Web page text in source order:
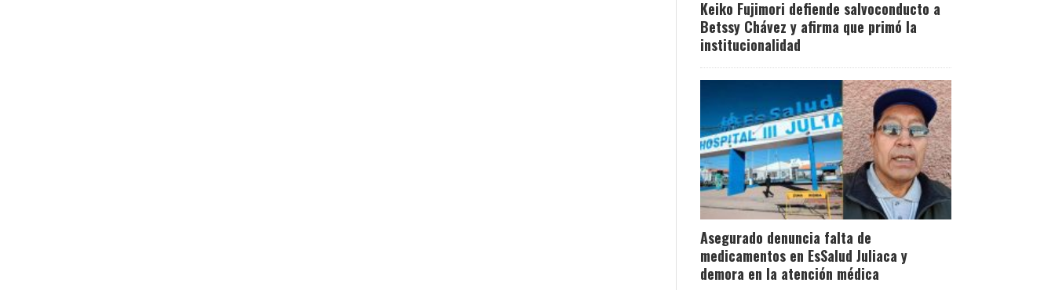
Keiko Fujimori defiende salvoconducto a
Betssy Chávez y afirma que primó la
institucionalidad
Asegurado denuncia falta de
medicamentos en EsSalud Juliaca y
demora en la atención médica